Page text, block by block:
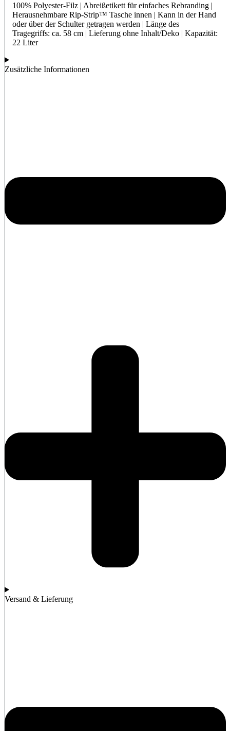
100% Polyester-Filz | Abreißetikett für einfaches Rebranding |
Herausnehmbare Rip-Strip™ Tasche innen | Kann in der Hand
oder über der Schulter getragen werden | Länge des
Tragegriffs: ca. 58 cm | Lieferung ohne Inhalt/Deko | Kapazität:
22 Liter
Zusätzliche Informationen
Versand & Lieferung